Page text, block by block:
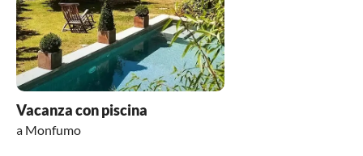
Vacanza con piscina
a Monfumo